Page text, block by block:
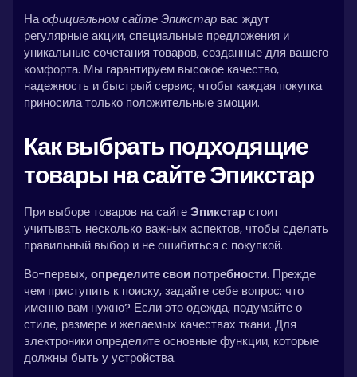
Наофициальном сайте Эпикстар вас ждут
регулярные акции, специальные предложения и
уникальные сочетания товаров, созданные для вашего
комфорта. Мы гарантируем высокое качество,
надежность и быстрый сервис, чтобы каждая покупка
приносила только положительные эмоции.
Как выбрать подходящие
товары на сайте Эпикстар
При выборе товаров на сайтеЭпикстар стоит
учитывать несколько важных аспектов, чтобы сделать
правильный выбор и не ошибиться с покупкой.
Во-первых,определите свои потребности. Прежде
чем приступить к поиску, задайте себе вопрос: что
именно вам нужно? Если это одежда, подумайте о
стиле, размере и желаемых качествах ткани. Для
электроники определите основные функции, которые
должны быть у устройства.